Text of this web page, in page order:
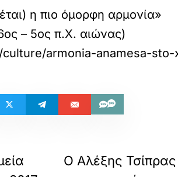
η πιο όμορφη αρμονία»
– 5ος π.Χ. αιώνας)
armonia-anamesa-
Ο Αλέξης